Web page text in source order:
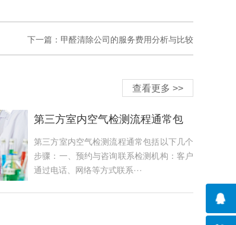
下一篇： 甲醛清除公司的服务费用分析与比较
查看更多 >>
第三方室内空气检测流程通常包
括以下几个步骤
第三方室内空气检测流程通常包括以下几个
步骤：一、预约与咨询联系检测机构：客户
通过电话、网络等方式联系···